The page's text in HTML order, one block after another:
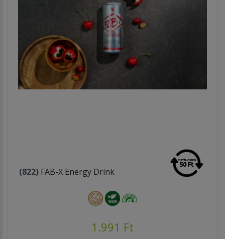
(822) FAB-X Energy Drink
1.991 Ft